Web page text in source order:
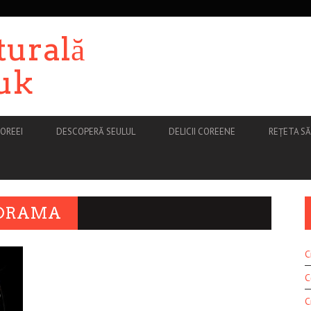
DESCOPERĂ SEULUL DELICII COREENE REȚETA